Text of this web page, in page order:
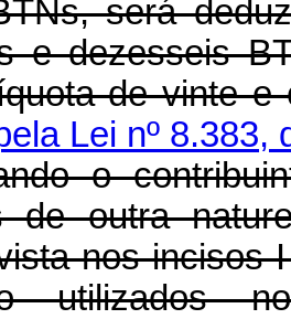
será
e dezesseis
de vinte e
Lei nº 8.383,
o
de outra
nos incisos
utilizados